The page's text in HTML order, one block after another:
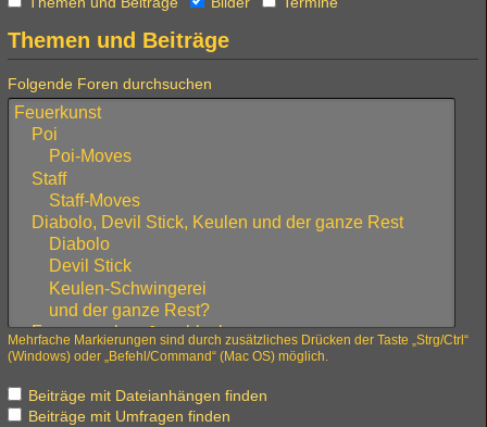
Themen und Beiträge
Folgende Foren durchsuchen
Mehrfache Markierungen sind durch zusätzliches Drücken der Taste „Strg/Ctrl“
(Windows) oder „Befehl/Command“ (Mac OS) möglich.
Beiträge mit Dateianhängen finden
Beiträge mit Umfragen finden